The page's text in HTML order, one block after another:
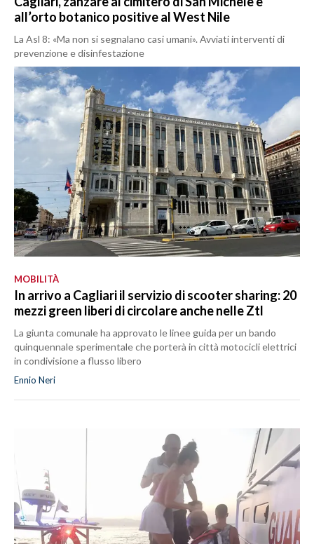
all’orto botanico positive al West Nile
La Asl 8: «Ma non si segnalano casi umani». Avviati interventi di
prevenzione e disinfestazione
MOBILITÀ
In arrivo a Cagliari il servizio di scooter sharing: 20
mezzi green liberi di circolare anche nelle Ztl
La giunta comunale ha approvato le linee guida per un bando
quinquennale sperimentale che porterà in città motocicli elettrici
in condivisione a flusso libero
Ennio Neri